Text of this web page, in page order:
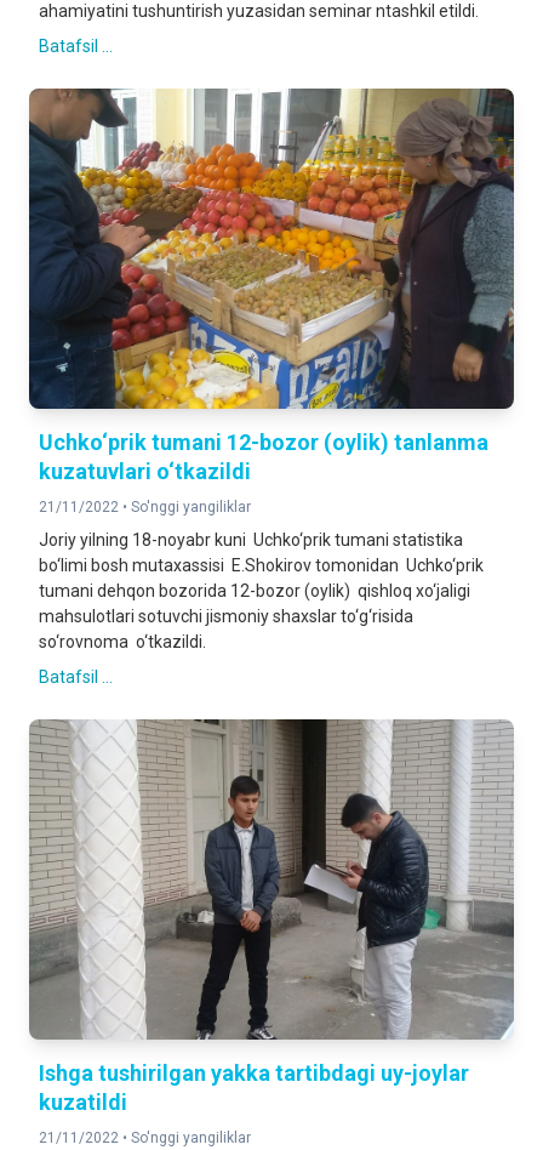
ahamiyatini tushuntirish yuzasidan seminar ntashkil etildi.
Batafsil ...
Uchko‘prik tumani 12-bozor (oylik) tanlanma
kuzatuvlari o‘tkazildi
21/11/2022 • So'nggi yangiliklar
Joriy yilning 18-noyabr kuni Uchko‘prik tumani statistika
bo‘limi bosh mutaxassisi E.Shokirov tomonidan Uchko‘prik
tumani dehqon bozorida 12-bozor (oylik) qishloq xo‘jaligi
mahsulotlari sotuvchi jismoniy shaxslar to‘g‘risida
so‘rovnoma o‘tkazildi.
Batafsil ...
Ishga tushirilgan yakka tartibdagi uy-joylar
kuzatildi
21/11/2022 • So'nggi yangiliklar